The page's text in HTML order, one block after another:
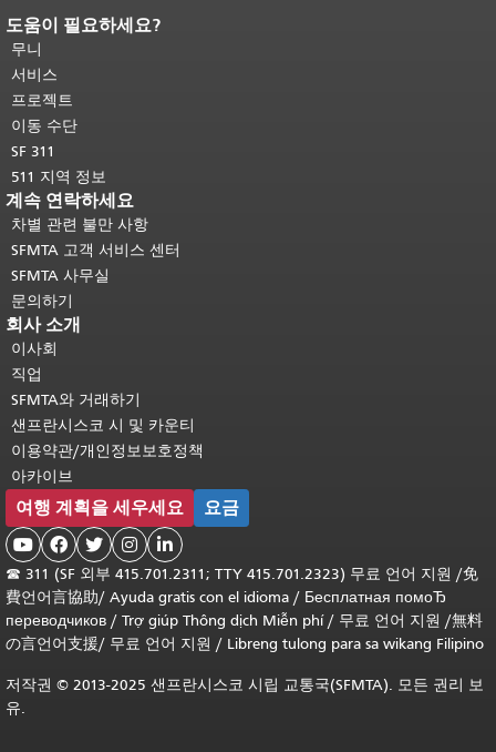
페이지 내용 끝입니다.이 페이지의 나
머지 내용은 모든 페이지에 반복됩니
다.메인 콘텐츠 상단으로 돌아가려면
여기를 클릭하십시오
도움이 필요하세요?
무니
서비스
프로젝트
이동 수단
SF 311
511 지역 정보
계속 연락하세요
차별 관련 불만 사항
SFMTA 고객 서비스 센터
SFMTA 사무실
문의하기
회사 소개
이사회
직업
SFMTA와 거래하기
샌프란시스코 시 및 카운티
이용약관/개인정보보호정책
아카이브
여행 계획을 세우세요 요금
    
☎ 311 (SF 외부 415.701.2311; TTY 415.701.2323) 무료 언어 지원 /免
費언어言協助/ Ayuda gratis con el idioma / Бесплатная помоЂ
переводчиков / Trợ giúp Thông dịch Miễn phí/ 무료 언어 지원 /無料
の言언어支援/ 무료 언어 지원 / Libreng tulong para sa wikang Filipino
저작권 © 2013-2025 샌프란시스코 시립 교통국(SFMTA). 모든 권리 보
유.